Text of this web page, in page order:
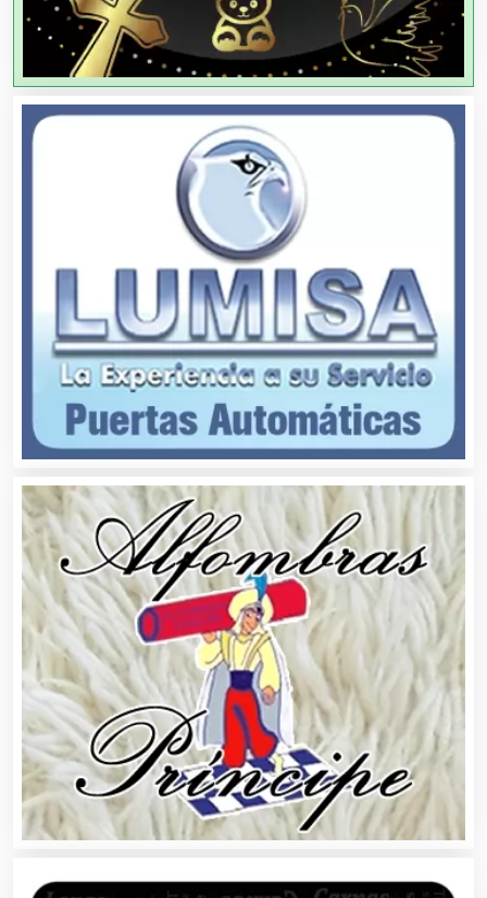
Agricultores
Agricultura y Ganadería
Agua Purificada
Aire Acondicionado
Alarmas
Albercas
Alimentos
Almacenaje
Alquiler de Autos
Alquiler de Equipos para Fiestas